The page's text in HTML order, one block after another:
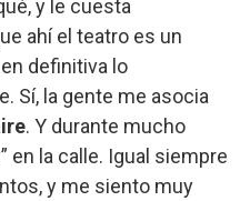
y le cuesta
ahí el teatro es un
definitiva lo
Sí, la gente me asocia
. Y durante mucho
en la calle. Igual siempre
y me siento muy